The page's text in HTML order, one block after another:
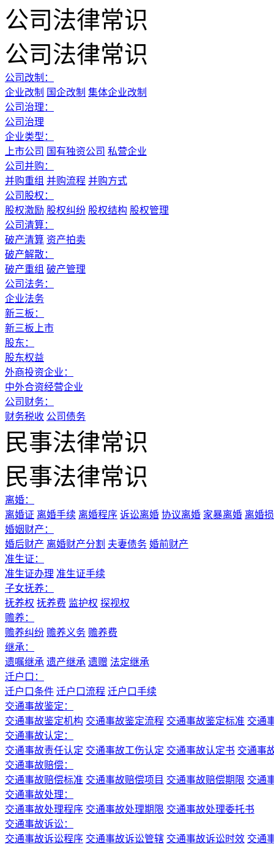
公司法律常识
公司法律常识
公司改制：
企业改制
国企改制 集体企业改制
公司治理：
公司治理
企业类型：
上市公司 国有独资公司 私营企业
公司并购：
并购重组 并购流程 并购方式
公司股权：
股权激励 股权纠纷 股权结构 股权管理
公司清算：
破产清算 资产拍卖
破产解散：
破产重组 破产管理
公司法务：
企业法务
新三板：
新三板上市
股东：
股东权益
外商投资企业：
中外合资经营企业
公司财务：
财务税收 公司债务
民事法律常识
民事法律常识
离婚：
离婚证 离婚手续 离婚程序 诉讼离婚 协议离婚 家暴离婚 离婚
婚姻财产：
婚后财产 离婚财产分割 夫妻债务 婚前财产
准生证：
准生证办理 准生证手续
子女抚养：
抚养权 抚养费 监护权 探视权
赡养：
赡养纠纷 赡养义务 赡养费
继承：
遗嘱继承 遗产继承 遗赠 法定继承
迁户口：
迁户口条件 迁户口流程 迁户口手续
交通事故鉴定：
交通事故鉴定机构 交通事故鉴定流程 交通事故鉴定标准 交通
交通事故认定：
交通事故责任认定 交通事故工伤认定 交通事故认定书 交通事
交通事故赔偿：
交通事故赔偿标准 交通事故赔偿项目 交通事故赔偿期限 交通
交通事故处理：
交通事故处理程序 交通事故处理期限 交通事故处理委托书
交通事故诉讼：
交通事故诉讼程序 交通事故诉讼管辖 交通事故诉讼时效 交通